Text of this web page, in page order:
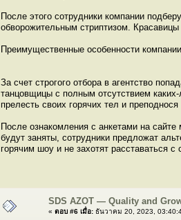
После этого сотрудники компании
обворожительным стриптизом.
Преимущественные особенности компании
За счет строгого отбора в агентство
танцовщицы с полным отсутствием
прелесть своих горячих тел и
После ознакомления с анкетами на
будут заняты, сотрудники предложат
горячим шоу и не захотят расставаться
SDS AZOT — Quality and
« ตอบ #6 เมื่อ: ธันวาคม 20, 2023,